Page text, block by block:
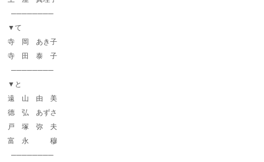
────────
▼て
寺 岡 あき子
寺 田 泰 子
────────
▼と
遠 山 由 美
德 弘 あずさ
戸 塚 弥 夫
富 永 穆
────────